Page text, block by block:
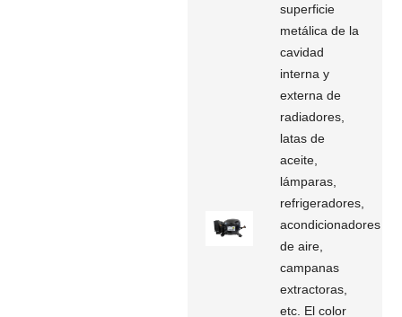
superficie
metálica de la
cavidad
interna y
externa de
radiadores,
latas de
aceite,
lámparas,
refrigeradores,
acondicionadores
de aire,
campanas
extractoras,
etc. El color